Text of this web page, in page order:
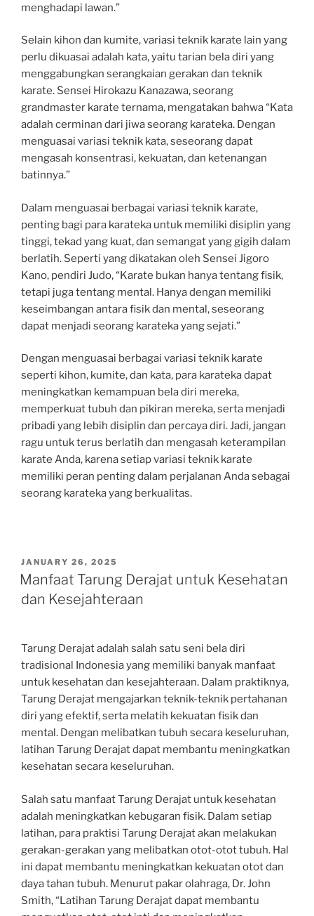
menghadapi lawan.”
Selain kihon dan kumite, variasi teknik karate lain yang
perlu dikuasai adalah kata, yaitu tarian bela diri yang
menggabungkan serangkaian gerakan dan teknik
karate. Sensei Hirokazu Kanazawa, seorang
grandmaster karate ternama, mengatakan bahwa “Kata
adalah cerminan dari jiwa seorang karateka. Dengan
menguasai variasi teknik kata, seseorang dapat
mengasah konsentrasi, kekuatan, dan ketenangan
batinnya.”
Dalam menguasai berbagai variasi teknik karate,
penting bagi para karateka untuk memiliki disiplin yang
tinggi, tekad yang kuat, dan semangat yang gigih dalam
berlatih. Seperti yang dikatakan oleh Sensei Jigoro
Kano, pendiri Judo, “Karate bukan hanya tentang fisik,
tetapi juga tentang mental. Hanya dengan memiliki
keseimbangan antara fisik dan mental, seseorang
dapat menjadi seorang karateka yang sejati.”
Dengan menguasai berbagai variasi teknik karate
seperti kihon, kumite, dan kata, para karateka dapat
meningkatkan kemampuan bela diri mereka,
memperkuat tubuh dan pikiran mereka, serta menjadi
pribadi yang lebih disiplin dan percaya diri. Jadi, jangan
ragu untuk terus berlatih dan mengasah keterampilan
karate Anda, karena setiap variasi teknik karate
memiliki peran penting dalam perjalanan Anda sebagai
seorang karateka yang berkualitas.
POSTED
ON
JANUARY 26, 2025
Manfaat Tarung Derajat untuk Kesehatan
dan Kesejahteraan
Tarung Derajat adalah salah satu seni bela diri
tradisional Indonesia yang memiliki banyak manfaat
untuk kesehatan dan kesejahteraan. Dalam praktiknya,
Tarung Derajat mengajarkan teknik-teknik pertahanan
diri yang efektif, serta melatih kekuatan fisik dan
mental. Dengan melibatkan tubuh secara keseluruhan,
latihan Tarung Derajat dapat membantu meningkatkan
kesehatan secara keseluruhan.
Salah satu manfaat Tarung Derajat untuk kesehatan
adalah meningkatkan kebugaran fisik. Dalam setiap
latihan, para praktisi Tarung Derajat akan melakukan
gerakan-gerakan yang melibatkan otot-otot tubuh. Hal
ini dapat membantu meningkatkan kekuatan otot dan
daya tahan tubuh. Menurut pakar olahraga, Dr. John
Smith, “Latihan Tarung Derajat dapat membantu